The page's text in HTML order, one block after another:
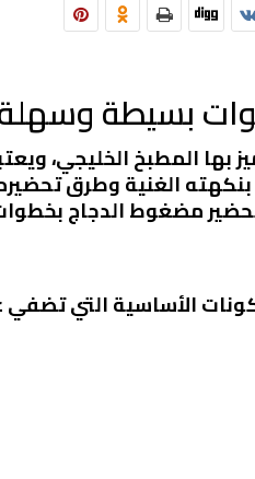
بسيطة
المطبخ الخليجي،
الغنية وطرق
تحضير مضغوط الدجاج
الأساسية التي تضفي